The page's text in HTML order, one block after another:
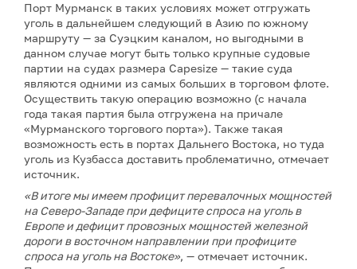
Порт Мурманск в таких условиях может отгружать
уголь в дальнейшем следующий в Азию по южному
маршруту — за Суэцким каналом, но выгодными в
данном случае могут быть только крупные судовые
партии на судах размера Capesize — такие суда
являются одними из самых больших в торговом флоте.
Осуществить такую операцию возможно (с начала
года такая партия была отгружена на причале
«Мурманского торгового порта»). Также такая
возможность есть в портах Дальнего Востока, но туда
уголь из Кузбасса доставить проблематично, отмечает
источник.
«В итоге мы имеем профицит перевалочных мощностей
на Северо-Западе при дефиците спроса на уголь в
Европе и дефицит провозных мощностей железной
дороги в восточном направлении при профиците
спроса на уголь на Востоке», — отмечает источник.